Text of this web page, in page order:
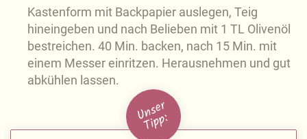
Kastenform mit Backpapier auslegen, Teig
hineingeben und nach Belieben mit 1 TL Olivenöl
bestreichen. 40 Min. backen, nach 15 Min. mit
einem Messer einritzen. Herausnehmen und gut
abkühlen lassen.
U
n
s
e
r
Ti
p
p: